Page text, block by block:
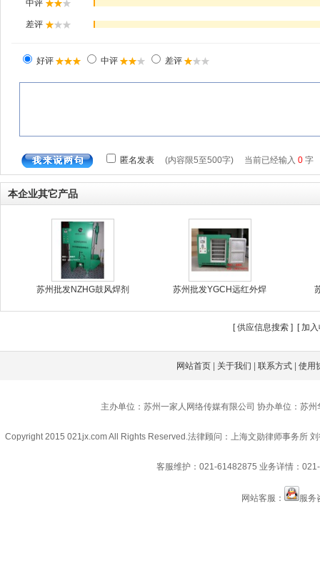
本企业其它产品
苏州批发NZHG鼓风焊剂 苏州批发YGCH远红外焊
[供应信息搜索 ] [加
网站首页 关于我们 |联系方式 |使用
主办单位：苏州一家人网络传媒有限公司 协办单位：苏
Copyright 2015 021jx.com All Rights Reserved.法律顾问：上海文勋律师事务所
客服维护：021-61482875 业务详情：
网站客服： 服务